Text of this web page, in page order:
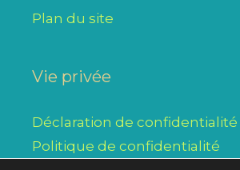
Plan du site
Vie privée
Déclaration de confidentialité
Politique de confidentialité